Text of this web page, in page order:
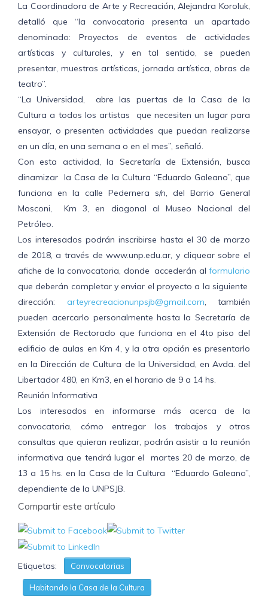
La Coordinadora de Arte y Recreación, Alejandra Koroluk,
detalló que “la convocatoria presenta un apartado
denominado: Proyectos de eventos de actividades
artísticas y culturales, y en tal sentido, se pueden
presentar, muestras artísticas, jornada artística, obras de
teatro”.
“La Universidad, abre las puertas de la Casa de la
Cultura a todos los artistas que necesiten un lugar para
ensayar, o presenten actividades que puedan realizarse
en un día, en una semana o en el mes”, señaló.
Con esta actividad, la Secretaría de Extensión, busca
dinamizar la Casa de la Cultura “Eduardo Galeano”, que
funciona en la calle Pedernera s/n, del Barrio General
Mosconi, Km 3, en diagonal al Museo Nacional del
Petróleo.
Los interesados podrán inscribirse hasta el 30 de marzo
de 2018, a través de www.unp.edu.ar, y cliquear sobre el
afiche de la convocatoria, donde accederán al formulario
que deberán completar y enviar el proyecto a la siguiente
dirección: arteyrecreacionunpsjb@gmail.com, también
pueden acercarlo personalmente hasta la Secretaría de
Extensión de Rectorado que funciona en el 4to piso del
edificio de aulas en Km 4, y la otra opción es presentarlo
en la Dirección de Cultura de la Universidad, en Avda. del
Libertador 480, en Km3, en el horario de 9 a 14 hs.
Reunión Informativa
Los interesados en informarse más acerca de la
convocatoria, cómo entregar los trabajos y otras
consultas que quieran realizar, podrán asistir a la reunión
informativa que tendrá lugar el martes 20 de marzo, de
13 a 15 hs. en la Casa de la Cultura “Eduardo Galeano”,
dependiente de la UNPSJB.
Compartir este artículo
Etiquetas: Convocatorias
Habitando la Casa de la Cultura